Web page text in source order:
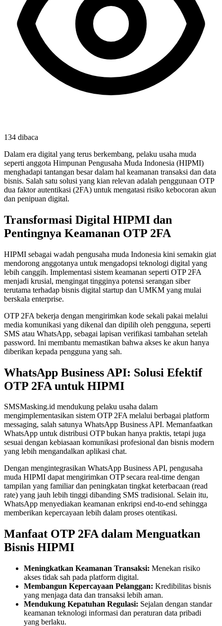
134 dibaca
Dalam era digital yang terus berkembang, pelaku usaha muda
seperti anggota Himpunan Pengusaha Muda Indonesia (HIPMI)
menghadapi tantangan besar dalam hal keamanan transaksi dan data
bisnis. Salah satu solusi yang kian relevan adalah penggunaan OTP
dua faktor autentikasi (2FA) untuk mengatasi risiko kebocoran akun
dan penipuan digital.
Transformasi Digital HIPMI dan
Pentingnya Keamanan OTP 2FA
HIPMI sebagai wadah pengusaha muda Indonesia kini semakin giat
mendorong anggotanya untuk mengadopsi teknologi digital yang
lebih canggih. Implementasi sistem keamanan seperti OTP 2FA
menjadi krusial, mengingat tingginya potensi serangan siber
terutama terhadap bisnis digital startup dan UMKM yang mulai
berskala enterprise.
OTP 2FA bekerja dengan mengirimkan kode sekali pakai melalui
media komunikasi yang dikenal dan dipilih oleh pengguna, seperti
SMS atau WhatsApp, sebagai lapisan verifikasi tambahan setelah
password. Ini membantu memastikan bahwa akses ke akun hanya
diberikan kepada pengguna yang sah.
WhatsApp Business API: Solusi Efektif
OTP 2FA untuk HIPMI
SMSMasking.id mendukung pelaku usaha dalam
mengimplementasikan sistem OTP 2FA melalui berbagai platform
messaging, salah satunya WhatsApp Business API. Memanfaatkan
WhatsApp untuk distribusi OTP bukan hanya praktis, tetapi juga
sesuai dengan kebiasaan komunikasi profesional dan bisnis modern
yang lebih mengandalkan aplikasi chat.
Dengan mengintegrasikan WhatsApp Business API, pengusaha
muda HIPMI dapat mengirimkan OTP secara real-time dengan
tampilan yang familiar dan peningkatan tingkat keterbacaan (read
rate) yang jauh lebih tinggi dibanding SMS tradisional. Selain itu,
WhatsApp menyediakan keamanan enkripsi end-to-end sehingga
memberikan kepercayaan lebih dalam proses otentikasi.
Manfaat OTP 2FA dalam Menguatkan
Bisnis HIPMI
Meningkatkan Keamanan Transaksi: Menekan risiko
akses tidak sah pada platform digital.
Membangun Kepercayaan Pelanggan: Kredibilitas bisnis
yang menjaga data dan transaksi lebih aman.
Mendukung Kepatuhan Regulasi: Sejalan dengan standar
keamanan teknologi informasi dan peraturan data pribadi
yang berlaku.